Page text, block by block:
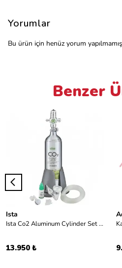
Yorumlar
Bu ürün için henüz yorum
Benzer
Ista
Ista Co2 Aluminum Cylinder Set Face up (Premium) 1L - Co2 Set
13.950 ₺